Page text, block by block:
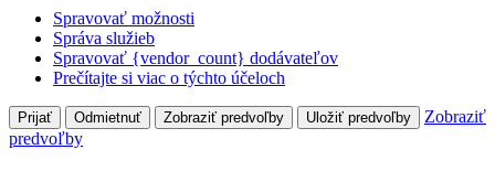
Spravovať možnosti
Správa služieb
Spravovať {vendor_count} dodávateľov
Prečítajte si viac o týchto účeloch
Prijať Odmietnuť Zobraziť predvoľby Uložiť predvoľby
Zobraziť
predvoľby